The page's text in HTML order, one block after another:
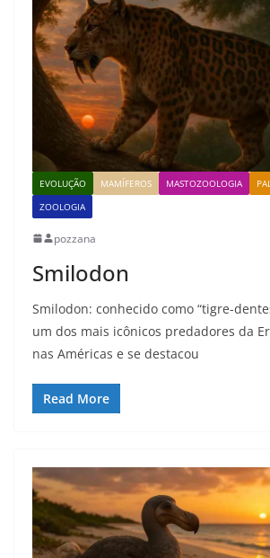
EVOLUÇÃO MAMÍFEROS MASTOZOOLOGIA
ZOOLOGIA
pozzana
Smilodon
Smilodon: conhecido como “tigre-
um dos mais icônicos predadores da
nas Américas e se destacou
Read More